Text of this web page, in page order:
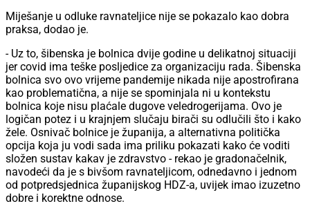
Miješanje u odluke ravnateljice nije se pokazalo kao dobra
praksa, dodao je.
- Uz to, šibenska je bolnica dvije godine u delikatnoj situaciji
jer covid ima teške posljedice za organizaciju rada. Šibenska
bolnica svo ovo vrijeme pandemije nikada nije apostrofirana
kao problematična, a nije se spominjala ni u kontekstu
bolnica koje nisu plaćale dugove veledrogerijama. Ovo je
logičan potez i u krajnjem slučaju birači su odlučili što i kako
žele. Osnivač bolnice je županija, a alternativna politička
opcija koja ju vodi sada ima priliku pokazati kako će voditi
složen sustav kakav je zdravstvo - rekao je gradonačelnik,
navodeći da je s bivšom ravnateljicom, odnedavno i jednom
od potpredsjednica županijskog HDZ-a, uvijek imao izuzetno
dobre i korektne odnose.